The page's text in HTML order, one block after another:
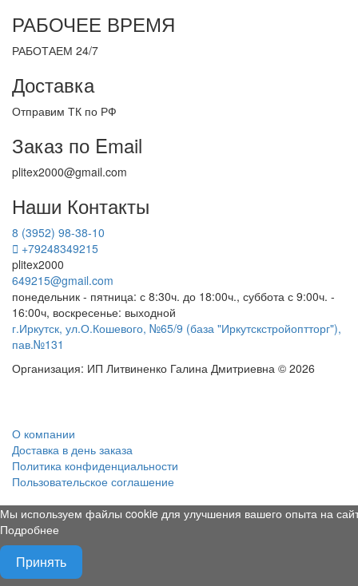
Мы используем файлы cookie для улучшения вашего опыта на
Подробнее
Принять
РАБОЧЕЕ ВРЕМЯ
РАБОТАЕМ 24/7
Доставка
Отправим ТК по РФ
Заказ по Email
plitex2000@gmail.com
Наши Контакты
8 (3952) 98-38-10
+79248349215
plitex2000
649215@gmail.com
понедельник - пятница: с 8:30ч. до 18:00ч., суббота с 9:00ч. -
16:00ч, воскресенье: выходной
г.Иркутск, ул.О.Кошевого, №65/9 (база "Иркутскстройоптторг"),
пав.№131
Организация: ИП Литвиненко Галина Дмитриевна © 2026
О компании
Доставка в день заказа
Политика конфиденциальности
Пользовательское соглашение